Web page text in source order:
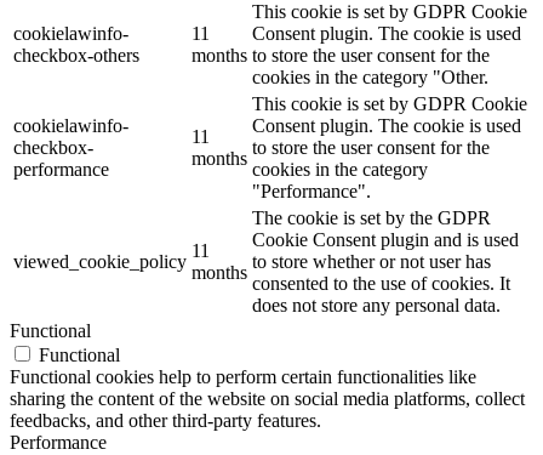
cookielawinfo-
checkbox-others
11
months
This cookie is set by GDPR Cookie
Consent plugin. The cookie is used
to store the user consent for the
cookies in the category "Other.
cookielawinfo-
checkbox-
performance
11
months
This cookie is set by GDPR Cookie
Consent plugin. The cookie is used
to store the user consent for the
cookies in the category
"Performance".
viewed_cookie_policy
11
months
The cookie is set by the GDPR
Cookie Consent plugin and is used
to store whether or not user has
consented to the use of cookies. It
does not store any personal data.
Functional
Functional
Functional cookies help to perform certain functionalities like
sharing the content of the website on social media platforms, collect
feedbacks, and other third-party features.
Performance